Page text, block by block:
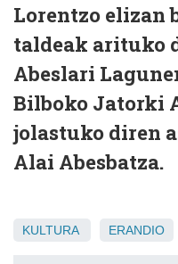
Lorentzo elizan
taldeak arituko
Abeslari
Bilboko Jatorki
jolastuko diren
Alai Abesbatza.
KULTURA ERANDIO